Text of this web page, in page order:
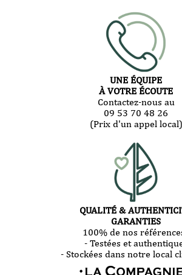
UNE ÉQUIPE
À VOTRE ÉCOUTE
Contactez-nous au
09 53 70 48 26
(Prix d'un appel local)
QUALITÉ &
GARANTIES
100% de nos
- Testées et
- Stockées dans notre local